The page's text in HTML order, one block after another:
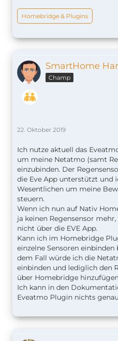
Homebridge & Plugins
SmartHome
Champ
22. Oktober 2019
Ich nutze aktuell das
um meine Netatmo (samt
einzubinden. Der
die Eve App unterstützt und
Wesentlichen um meine
steuern.
Wenn ich nun auf Nativ
ja keinen Regensensor
nicht über die EVE App.
Kann ich im Homebridge
einzelne Sensoren einbinden
dem Fall würde ich die
einbinden und lediglich den
über Homebridge
Ich kann in den
Eveatmo Plugin nichts